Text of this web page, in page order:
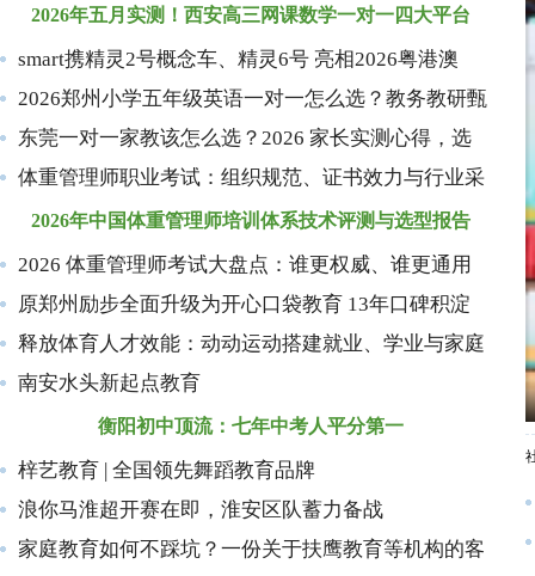
2026年五月实测！西安高三网课数学一对一四大平台
smart携精灵2号概念车、精灵6号 亮相2026粤港澳
2026郑州小学五年级英语一对一怎么选？教务教研甄
东莞一对一家教该怎么选？2026 家长实测心得，选
体重管理师职业考试：组织规范、证书效力与行业采
2026年中国体重管理师培训体系技术评测与选型报告
2026 体重管理师考试大盘点：谁更权威、谁更通用
原郑州励步全面升级为开心口袋教育 13年口碑积淀
释放体育人才效能：动动运动搭建就业、学业与家庭
南安水头新起点教育
衡阳初中顶流：七年中考人平分第一
梓艺教育 | 全国领先舞蹈教育品牌
浪你马淮超开赛在即，淮安区队蓄力备战
家庭教育如何不踩坑？一份关于扶鹰教育等机构的客